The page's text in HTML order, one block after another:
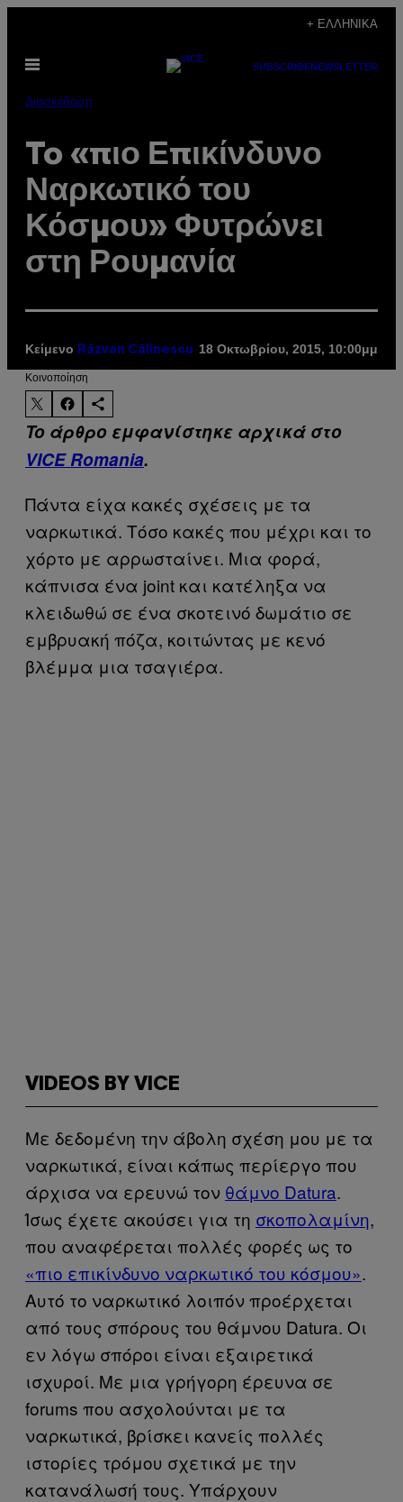
περιεχόμενο
+ ΕΛΛΗΝΙΚΆ
Ανοίξτε
SUBSCRIBENEWSLETTER
Διασκέδαση
To «πιο Επικίνδυνο
Ναρκωτικό του
Κόσμου» Φυτρώνει
στη Ρουμανία
Κείμενο Răzvan Călinescu 18 Οκτωβρίου, 2015, 10:00μμ
Kοινοποίηση
To άρθρο εμφανίστηκε αρχικά στο
VICE Romania.
Πάντα είχα κακές σχέσεις με τα
ναρκωτικά. Τόσο κακές που μέχρι και το
χόρτο με αρρωσταίνει. Μια φορά,
κάπνισα ένα joint και κατέληξα να
κλειδωθώ σε ένα σκοτεινό δωμάτιο σε
εμβρυακή πόζα, κοιτώντας με κενό
βλέμμα μια τσαγιέρα.
VIDEOS BY VICE
Με δεδομένη την άβολη σχέση μου με τα
ναρκωτικά, είναι κάπως περίεργο που
άρχισα να ερευνώ τον θάμνο Datura.
Ίσως έχετε ακούσει για τη σκοπολαμίνη,
που αναφέρεται πολλές φορές ως το
«πιο επικίνδυνο ναρκωτικό του κόσμου».
Αυτό το ναρκωτικό λοιπόν προέρχεται
από τους σπόρους του θάμνου Datura. Οι
εν λόγω σπόροι είναι εξαιρετικά
ισχυροί. Με μια γρήγορη έρευνα σε
forums που ασχολούνται με τα
ναρκωτικά, βρίσκει κανείς πολλές
ιστορίες τρόμου σχετικά με την
κατανάλωσή τους. Υπάρχουν